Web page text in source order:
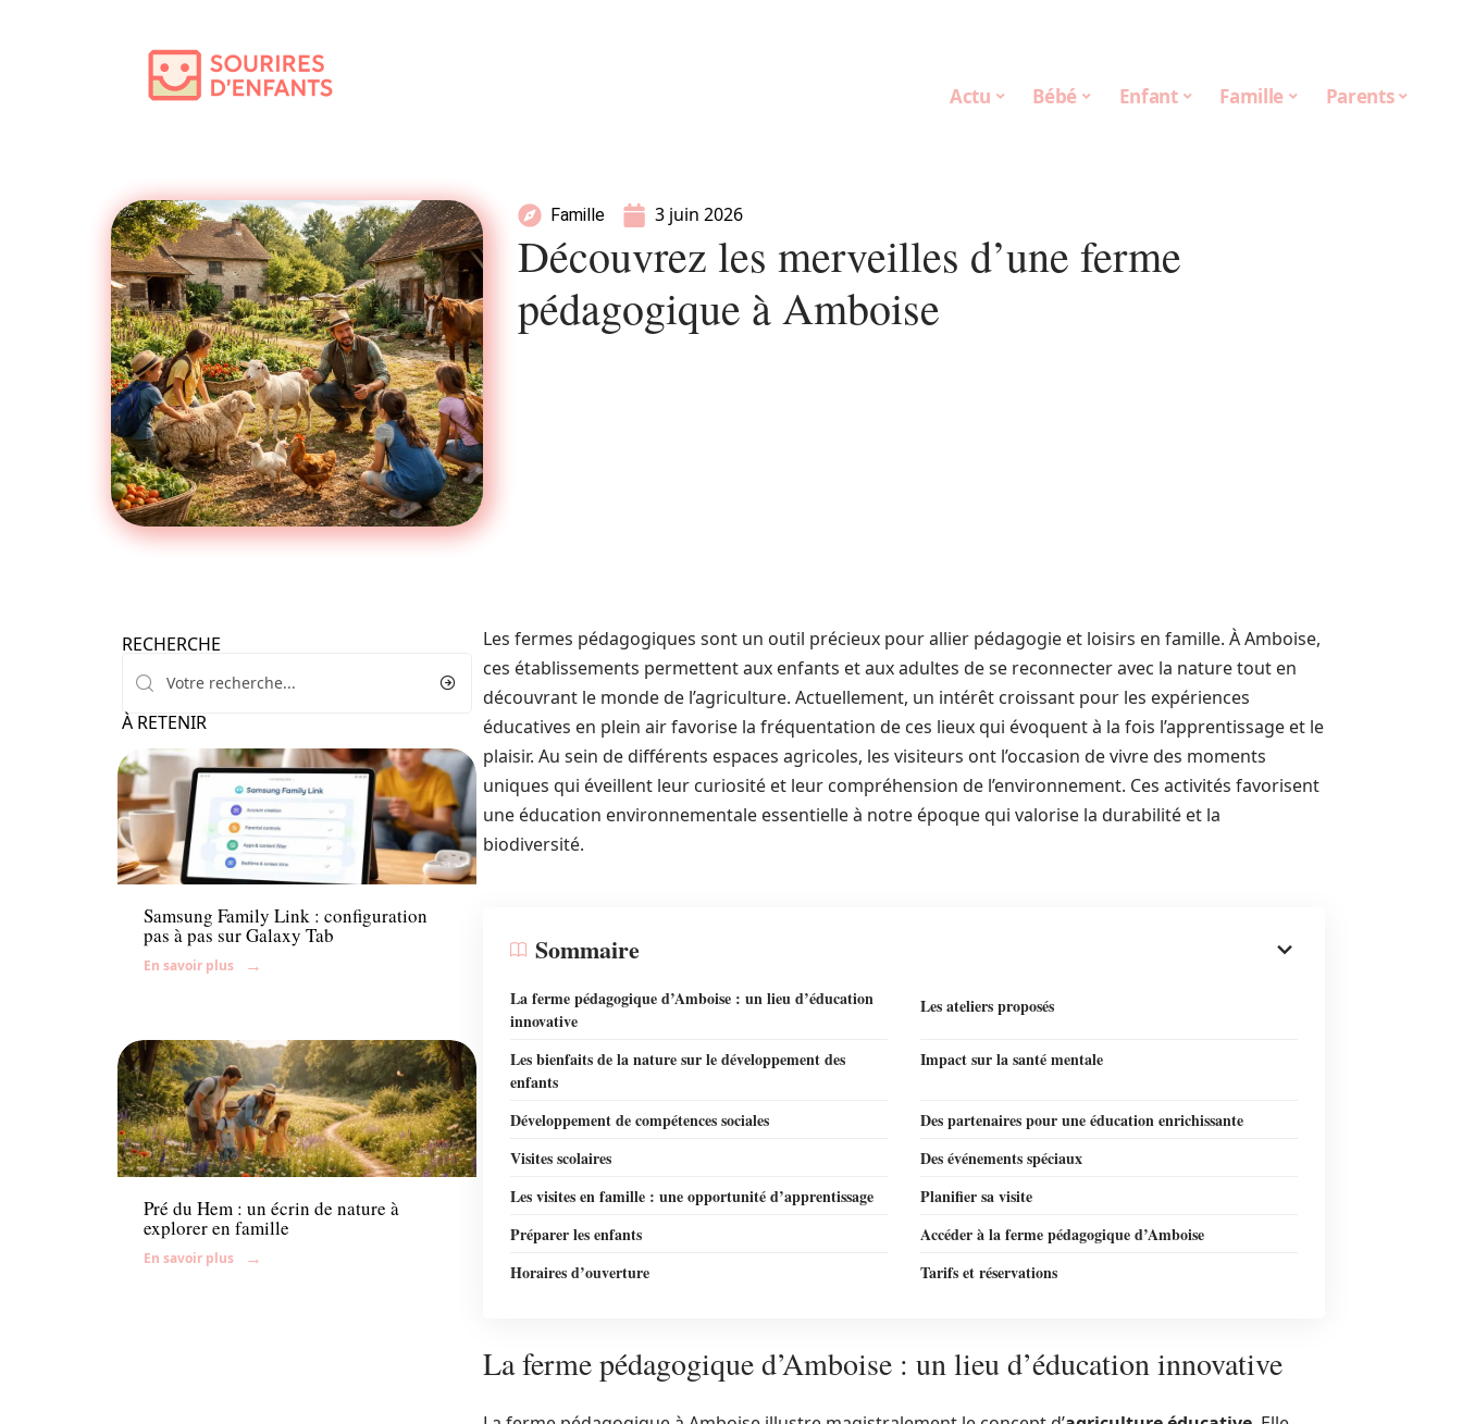
Actu Bébé Enfant Famille Parents
Famille 3 juin 2026
Découvrez les merveilles d’une ferme
pédagogique à Amboise
RECHERCHE
À RETENIR
Parents
Samsung Family Link : configuration
pas à pas sur Galaxy Tab
En savoir plus
Famille
Pré du Hem : un écrin de nature à
explorer en famille
En savoir plus
Les fermes pédagogiques sont un outil précieux pour allier pédagogie et loisirs en famille. À Amboise,
ces établissements permettent aux enfants et aux adultes de se reconnecter avec la nature tout en
découvrant le monde de l’agriculture. Actuellement, un intérêt croissant pour les expériences
éducatives en plein air favorise la fréquentation de ces lieux qui évoquent à la fois l’apprentissage et le
plaisir. Au sein de différents espaces agricoles, les visiteurs ont l’occasion de vivre des moments
uniques qui éveillent leur curiosité et leur compréhension de l’environnement. Ces activités favorisent
une éducation environnementale essentielle à notre époque qui valorise la durabilité et la
biodiversité.
Sommaire
La ferme pédagogique d’Amboise : un lieu d’éducation
innovative
Les ateliers proposés
Les bienfaits de la nature sur le développement des
enfants
Impact sur la santé mentale
Développement de compétences sociales
Des partenaires pour une éducation enrichissante
Visites scolaires
Des événements spéciaux
Les visites en famille : une opportunité d’apprentissage
Planifier sa visite
Préparer les enfants
Accéder à la ferme pédagogique d’Amboise
Horaires d’ouverture
Tarifs et réservations
La ferme pédagogique d’Amboise : un lieu d’éducation innovative